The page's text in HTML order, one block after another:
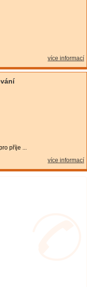
více informací
příje ...
více informací